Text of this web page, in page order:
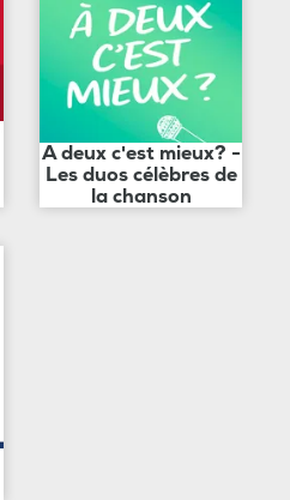
A deux c'est mieux? -
Les duos célèbres de
la chanson